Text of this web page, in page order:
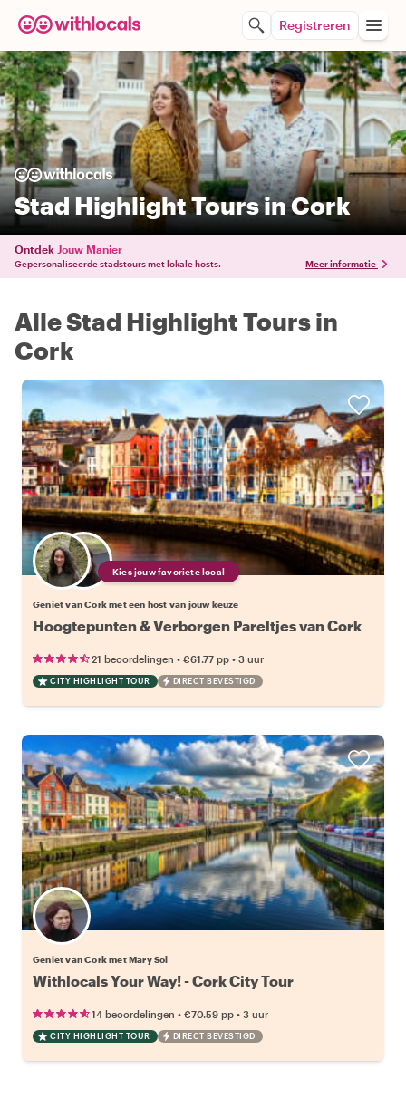
Registreren
Stad Highlight Tours in Cork
Ontdek Jouw Manier
Gepersonaliseerde stadstours met lokale hosts. Meer informatie
Alle Stad Highlight Tours in
Cork
Kies jouw favoriete local
Geniet van Cork met een host van jouw keuze
Hoogtepunten & Verborgen Pareltjes van Cork
21 beoordelingen • €61.77 pp • 3 uur
CITY HIGHLIGHT TOUR DIRECT BEVESTIGD
Geniet van Cork met Mary Sol
Withlocals Your Way! - Cork City Tour
14 beoordelingen • €70.59 pp • 3 uur
CITY HIGHLIGHT TOUR DIRECT BEVESTIGD